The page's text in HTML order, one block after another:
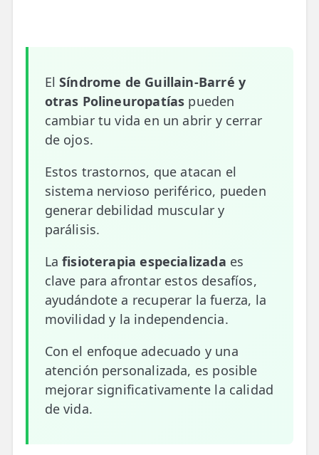
🎁 Tarjetas Regalo
🛒 Carrito
CONTACTO
☎️ 91 005 23 63
📧 Contacta
ESPECIALIDADES
🩻 Fisioterapia Traumatológica
😧 Fisioterapia ATM
🦴 Osteopatía
🫶 Suelo Pélvico
💆 Masajes Madrid
🏅 Fisioterapia Deportiva
ElSíndrome de Guillain-Barré y
otras Polineuropatías pueden
cambiar tu vida en un abrir y cerrar
de ojos.
Estos trastornos, que atacan el
sistema nervioso periférico, pueden
generar debilidad muscular y
parálisis.
Lafisioterapia especializada es
clave para afrontar estos desafíos,
ayudándote a recuperar la fuerza, la
movilidad y la independencia.
Con el enfoque adecuado y una
atención personalizada, es posible
mejorar significativamente la calidad
de vida.